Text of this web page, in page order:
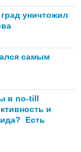
уничтожил
самым
в no-till
и
Есть